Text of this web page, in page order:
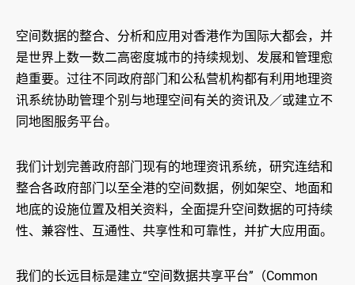
空间数据的整合、分析和应用对香港作为国际大都会，并
是世界上数一数二高密度城市的持续规划、发展和管理愈
趋重要。过往不同政府部门和公私营机构都有利用地理资
讯系统协助管理个别与地理空间有关的资讯及／或建立不
同地图服务平台。
我们计划完善政府部门现有的地理资讯系统，研究连结和
整合各政府部门以至全港的空间数据，例如架空、地面和
地底的设施位置及相关资料，全面提升空间数据的可持续
性、兼容性、互通性、共享性和可靠性，并扩大应用面。
我们的长远目标是建立“空间数据共享平台”（Common